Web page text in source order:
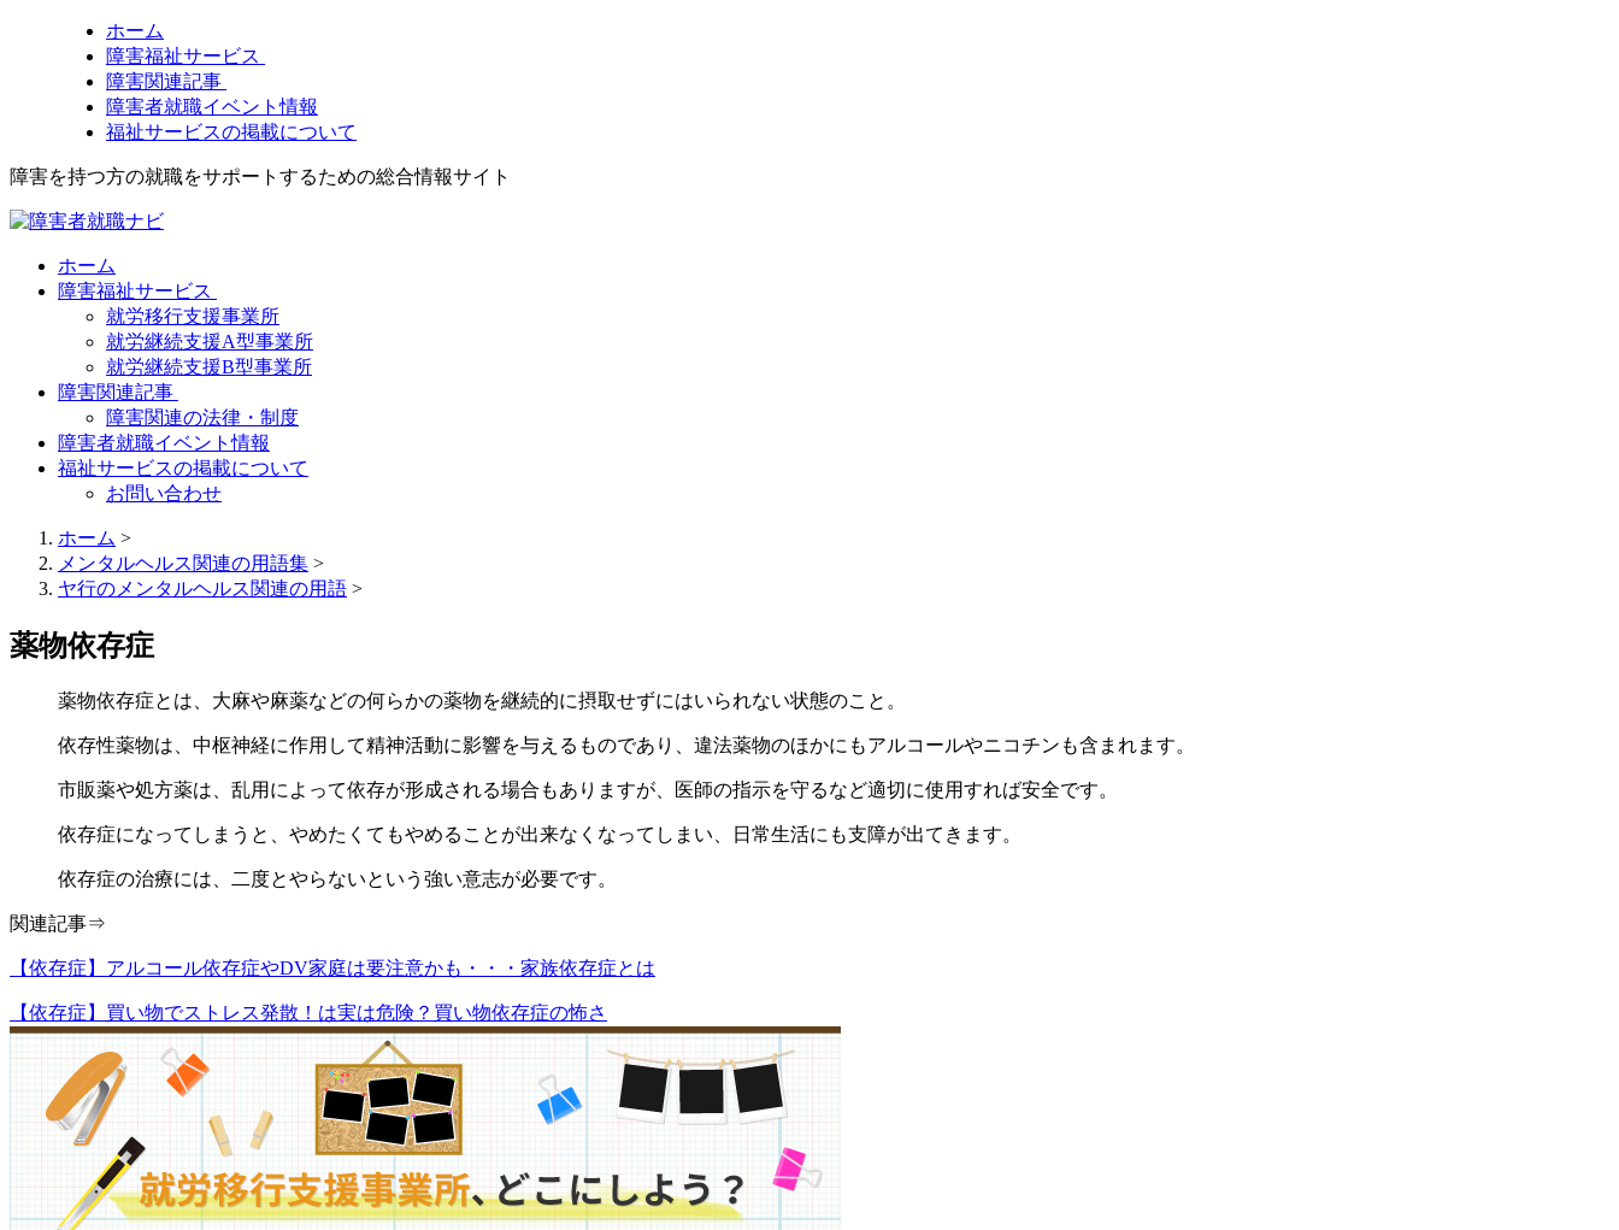
ホーム
障害福祉サービス
障害関連記事
障害者就職イベント情報
福祉サービスの掲載について
障害を持つ方の就職をサポートするための総合情報サイト
ホーム
障害福祉サービス
就労移行支援事業所
就労継続支援A型事業所
就労継続支援B型事業所
障害関連記事
障害関連の法律・制度
障害者就職イベント情報
福祉サービスの掲載について
お問い合わせ
ホーム >
メンタルヘルス関連の用語集 >
ヤ行のメンタルヘルス関連の用語 >
薬物依存症
薬物依存症とは、大麻や麻薬などの何らかの薬物を継続的に摂取せずにはいられない状態のこと。
依存性薬物は、中枢神経に作用して精神活動に影響を与えるものであり、違法薬物のほかにもアルコールやニコチンも含まれます。
市販薬や処方薬は、乱用によって依存が形成される場合もありますが、医師の指示を守るなど適切に使用すれば安全です。
依存症になってしまうと、やめたくてもやめることが出来なくなってしまい、日常生活にも支障が出てきます。
依存症の治療には、二度とやらないという強い意志が必要です。
関連記事⇒
【依存症】アルコール依存症やDV家庭は要注意かも・・・家族依存症とは
【依存症】買い物でストレス発散！は実は危険？買い物依存症の怖さ